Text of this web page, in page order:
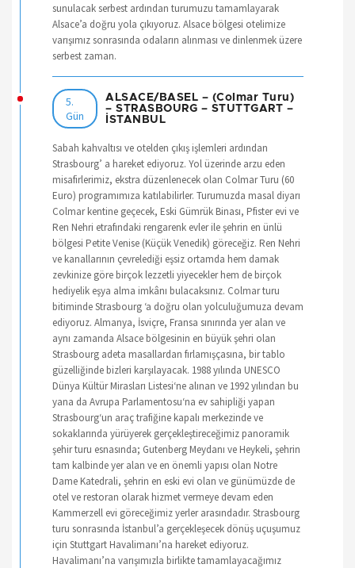
sunulacak serbest ardından turumuzu tamamlayarak
Alsace’a doğru yola çıkıyoruz. Alsace bölgesi otelimize
varışımız sonrasında odaların alınması ve dinlenmek üzere
serbest zaman.
5.
Gün
ALSACE/BASEL – (Colmar Turu)
– STRASBOURG – STUTTGART –
İSTANBUL
Sabah kahvaltısı ve otelden çıkış işlemleri ardından
Strasbourg’ a hareket ediyoruz. Yol üzerinde arzu eden
misafirlerimiz, ekstra düzenlenecek olan Colmar Turu (60
Euro) programımıza katılabilirler. Turumuzda masal diyarı
Colmar kentine geçecek, Eski Gümrük Binası, Pfister evi ve
Ren Nehri etrafındaki rengarenk evler ile şehrin en ünlü
bölgesi Petite Venise (Küçük Venedik) göreceğiz. Ren Nehri
ve kanallarının çevrelediği eşsiz ortamda hem damak
zevkinize göre birçok lezzetli yiyecekler hem de birçok
hediyelik eşya alma imkânı bulacaksınız. Colmar turu
bitiminde Strasbourg ‘a doğru olan yolculuğumuza devam
ediyoruz. Almanya, İsviçre, Fransa sınırında yer alan ve
aynı zamanda Alsace bölgesinin en büyük şehri olan
Strasbourg adeta masallardan fırlamışçasına, bir tablo
güzelliğinde bizleri karşılayacak. 1988 yılında UNESCO
Dünya Kültür Mirasları Listesi‘ne alınan ve 1992 yılından bu
yana da Avrupa Parlamentosu‘na ev sahipliği yapan
Strasbourg‘un araç trafiğine kapalı merkezinde ve
sokaklarında yürüyerek gerçekleştireceğimiz panoramik
şehir turu esnasında; Gutenberg Meydanı ve Heykeli, şehrin
tam kalbinde yer alan ve en önemli yapısı olan Notre
Dame Katedrali, şehrin en eski evi olan ve günümüzde de
otel ve restoran olarak hizmet vermeye devam eden
Kammerzell evi göreceğimiz yerler arasındadır. Strasbourg
turu sonrasında İstanbul’a gerçekleşecek dönüş uçuşumuz
için Stuttgart Havalimanı’na hareket ediyoruz.
Havalimanı’na varışımızla birlikte tamamlayacağımız